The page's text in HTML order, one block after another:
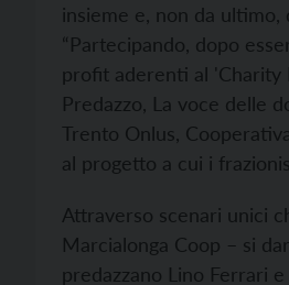
insieme e, non da ultimo,
“Partecipando, dopo
profit aderenti al 'Charity
Predazzo, La voce delle
Trento Onlus,
al progetto a cui i
Attraverso scenari unici
Marcialonga Coop – si
predazzano Lino Ferrari